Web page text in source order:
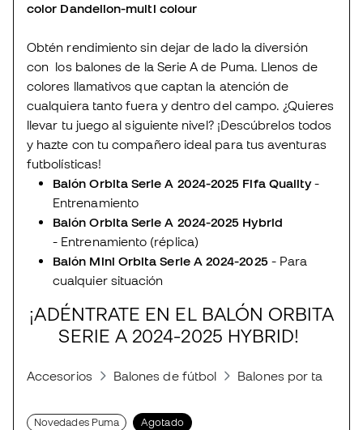
color Dandelion-multi colour
Obtén rendimiento sin dejar de lado la diversión
con los balones de la Serie A de Puma. Llenos de
colores llamativos que captan la atención de
cualquiera tanto fuera y dentro del campo. ¿Quieres
llevar tu juego al siguiente nivel? ¡Descúbrelos todos
y hazte con tu compañero ideal para tus aventuras
futbolísticas!
Balón Orbita Serie A 2024-2025 Fifa Quality -
Entrenamiento
Balón Orbita Serie A 2024-2025 Hybrid
- Entrenamiento (réplica)
Balón Mini Orbita Serie A 2024-2025 - Para
cualquier situación
¡ADÉNTRATE EN EL BALÓN ORBITA
SERIE A 2024-2025 HYBRID!
Accesorios Balones de fútbol Balones por tamaños
Novedades Puma Agotado